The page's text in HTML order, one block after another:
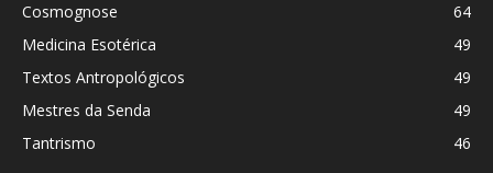
Cosmognose
64
Medicina Esotérica
49
Textos Antropológicos
49
Mestres da Senda
49
Tantrismo
46